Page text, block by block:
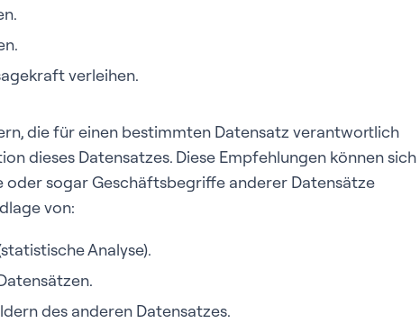
verleihen.
die für einen bestimmten Datensatz verantwortlich
dieses Datensatzes. Diese Empfehlungen können sich
oder sogar Geschäftsbegriffe anderer Datensätze
von:
Analyse).
des anderen Datensatzes.